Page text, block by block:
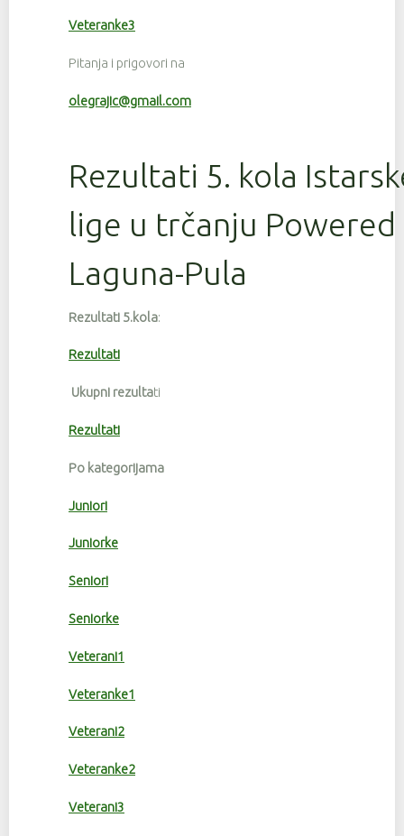
Veteranke3
Pitanja i prigovori na
olegrajic@gmail.com
Rezultati 5. kola
lige u trčanju Powered
Laguna-Pula
Rezultati 5.kola:
Rezultati
Ukupni rezultati
Rezultati
Po kategorijama
Juniori
Juniorke
Seniori
Seniorke
Veterani1
Veteranke1
Veterani2
Veteranke2
Veterani3